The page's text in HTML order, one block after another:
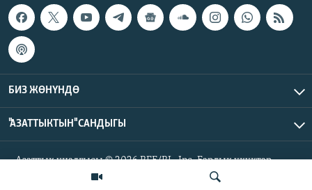
БИЗ ЖӨНҮНДӨ
"АЗАТТЫКТЫН" САНДЫГЫ
Азаттык үналгысы © 2026 RFE/RL, Inc. Бардык укуктар